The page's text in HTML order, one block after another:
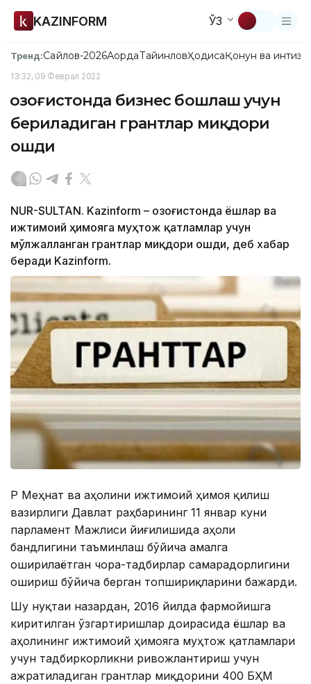
KAZINFORM ЎЗ
Тренд:Сайлов-2026АқордаТайинловҲодисаҚонун ва
13:32, 09 Феврал 2022
Қозоғистонда бизнес бошлаш учун
бериладиган грантлар миқдори
ошди
NUR-SULTAN. Kazinform – Қозоғистонда ёшлар ва
ижтимоий ҳимояга муҳтож қатламлар учун
мўлжалланган грантлар миқдори ошди, деб хабар
беради Kazinform.
ҚР Меҳнат ва аҳолини ижтимоий ҳимоя қилиш
вазирлиги Давлат раҳбарининг 11 январ куни
парламент Мажлиси йиғилишида аҳоли
бандлигини таъминлаш бўйича амалга
оширилаётган чора-тадбирлар самарадорлигини
ошириш бўйича берган топшириқларини бажарди.
Шу нуқтаи назардан, 2016 йилда фармойишга
киритилган ўзгартиришлар доирасида ёшлар ва
аҳолининг ижтимоий ҳимояга муҳтож қатламлари
учун тадбиркорликни ривожлантириш учун
ажратиладиган грантлар миқдорини 400 БҲМ